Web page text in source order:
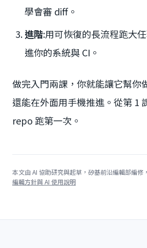
學會審 diff。
進階:用可恢復的長流程跑大
進你的系統與 CI。
做完入門兩課，你就能讓它幫你
還能在外面用手機推進。從第
repo 跑第一次。
本文由 AI 協助研究與起草，矽基前沿編輯部編修
編輯方針與 AI 使用說明